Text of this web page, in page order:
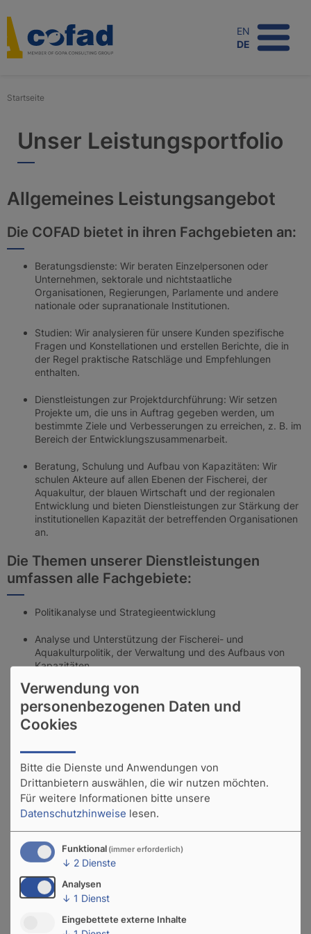
zum
Inhalt
EN
DE
Startseite
Unser Leistungsportfolio
Allgemeines Leistungsangebot
Die COFAD bietet in ihren Fachgebieten an:
Beratungsdienste: Wir beraten Einzelpersonen oder
Unternehmen, sektorale und nichtstaatliche
Organisationen, Regierungen, Parlamente und andere
nationale oder supranationale Institutionen.
Studien: Wir analysieren für unsere Kunden spezifische
Fragen und Konstellationen und erstellen Berichte, die in
der Regel praktische Ratschläge und Empfehlungen
enthalten.
Dienstleistungen zur Projektdurchführung: Wir setzen
Projekte um, die uns in Auftrag gegeben werden, um
bestimmte Ziele und Verbesserungen zu erreichen, z. B. im
Bereich der Entwicklungszusammenarbeit.
Beratung, Schulung und Aufbau von Kapazitäten: Wir
schulen Akteure auf allen Ebenen der Fischerei, der
Aquakultur, der blauen Wirtschaft und der regionalen
Entwicklung und bieten Dienstleistungen zur Stärkung der
institutionellen Kapazität der betreffenden Organisationen
an.
Die Themen unserer Dienstleistungen
umfassen alle Fachgebiete:
Politikanalyse und Strategieentwicklung
Analyse und Unterstützung der Fischerei- und
Aquakulturpolitik, der Verwaltung und des Aufbaus von
Kapazitäten
rechtliche Überprüfungen und Vorschläge für eine bessere
Regulierung
Unterstützung für eine verantwortungsvolle und
verantwortungsvolle Fischerei, der Gemeinsamen
Fischereipolitik der EU, von Ökostandards und der
Zertifizierung von Aquakulturen
Projektzyklus, einschließlich Machbarkeitsanalysen
Durchführung von Entwicklungshilfeprojekten
Organisationsentwicklung auf allen institutionellen Ebenen
Gleichstellung der Geschlechter und Ermächtigung von
Verwendung von
personenbezogenen Daten und
Cookies
Bitte die Dienste und Anwendungen von
Drittanbietern auswählen, die wir nutzen möchten.
Für weitere Informationen bitte unsere
Datenschutzhinweise lesen.
Funktional (immer erforderlich)
↓ 2 Dienste
Analysen
↓ 1 Dienst
Eingebettete externe Inhalte